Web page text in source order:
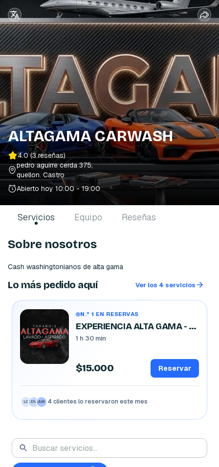
ALTAGAMA CARWASH
4.0(3 reseñas)
pedro aguirre cerda 375,
quellon. Castro
Abierto hoy 10:00 - 19:00
Servicios Equipo Reseñas
Sobre nosotros
Lo más pedido aquí Ver los 4 servicios
N.º 1 EN RESERVAS
EXPERIENCIA ALTA GAMA - AUTO , CITYCARS
1 h 30 min
$15.000 Reservar
LC DV AM 4 clientes lo reservaron este mes